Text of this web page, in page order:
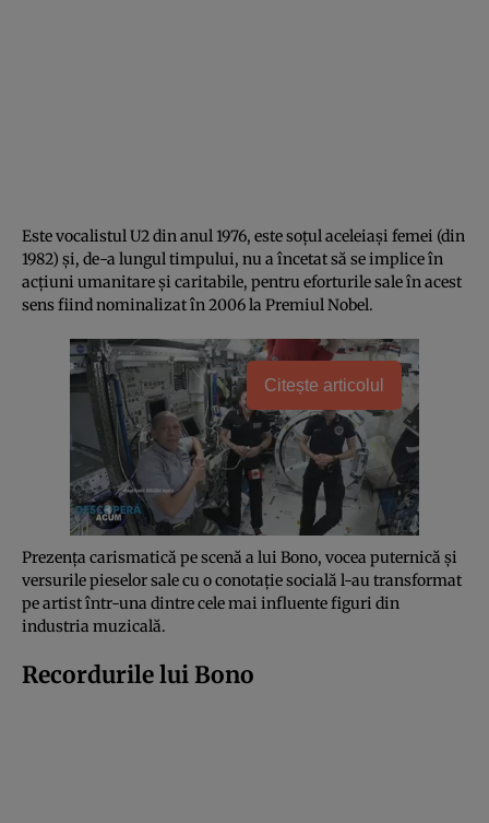
Este vocalistul U2 din anul 1976, este soțul aceleiași femei (din
1982) și, de-a lungul timpului, nu a încetat să se implice în
acțiuni umanitare și caritabile, pentru eforturile sale în acest
sens fiind nominalizat în 2006 la Premiul Nobel.
Citește articolul
Prezența carismatică pe scenă a lui Bono, vocea puternică și
versurile pieselor sale cu o conotație socială l-au transformat
pe artist într-una dintre cele mai influente figuri din
industria muzicală.
Recordurile lui Bono